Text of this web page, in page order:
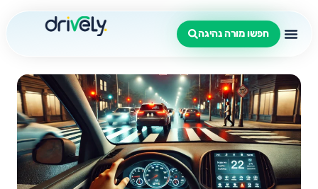
חפשו מורה נהיגה